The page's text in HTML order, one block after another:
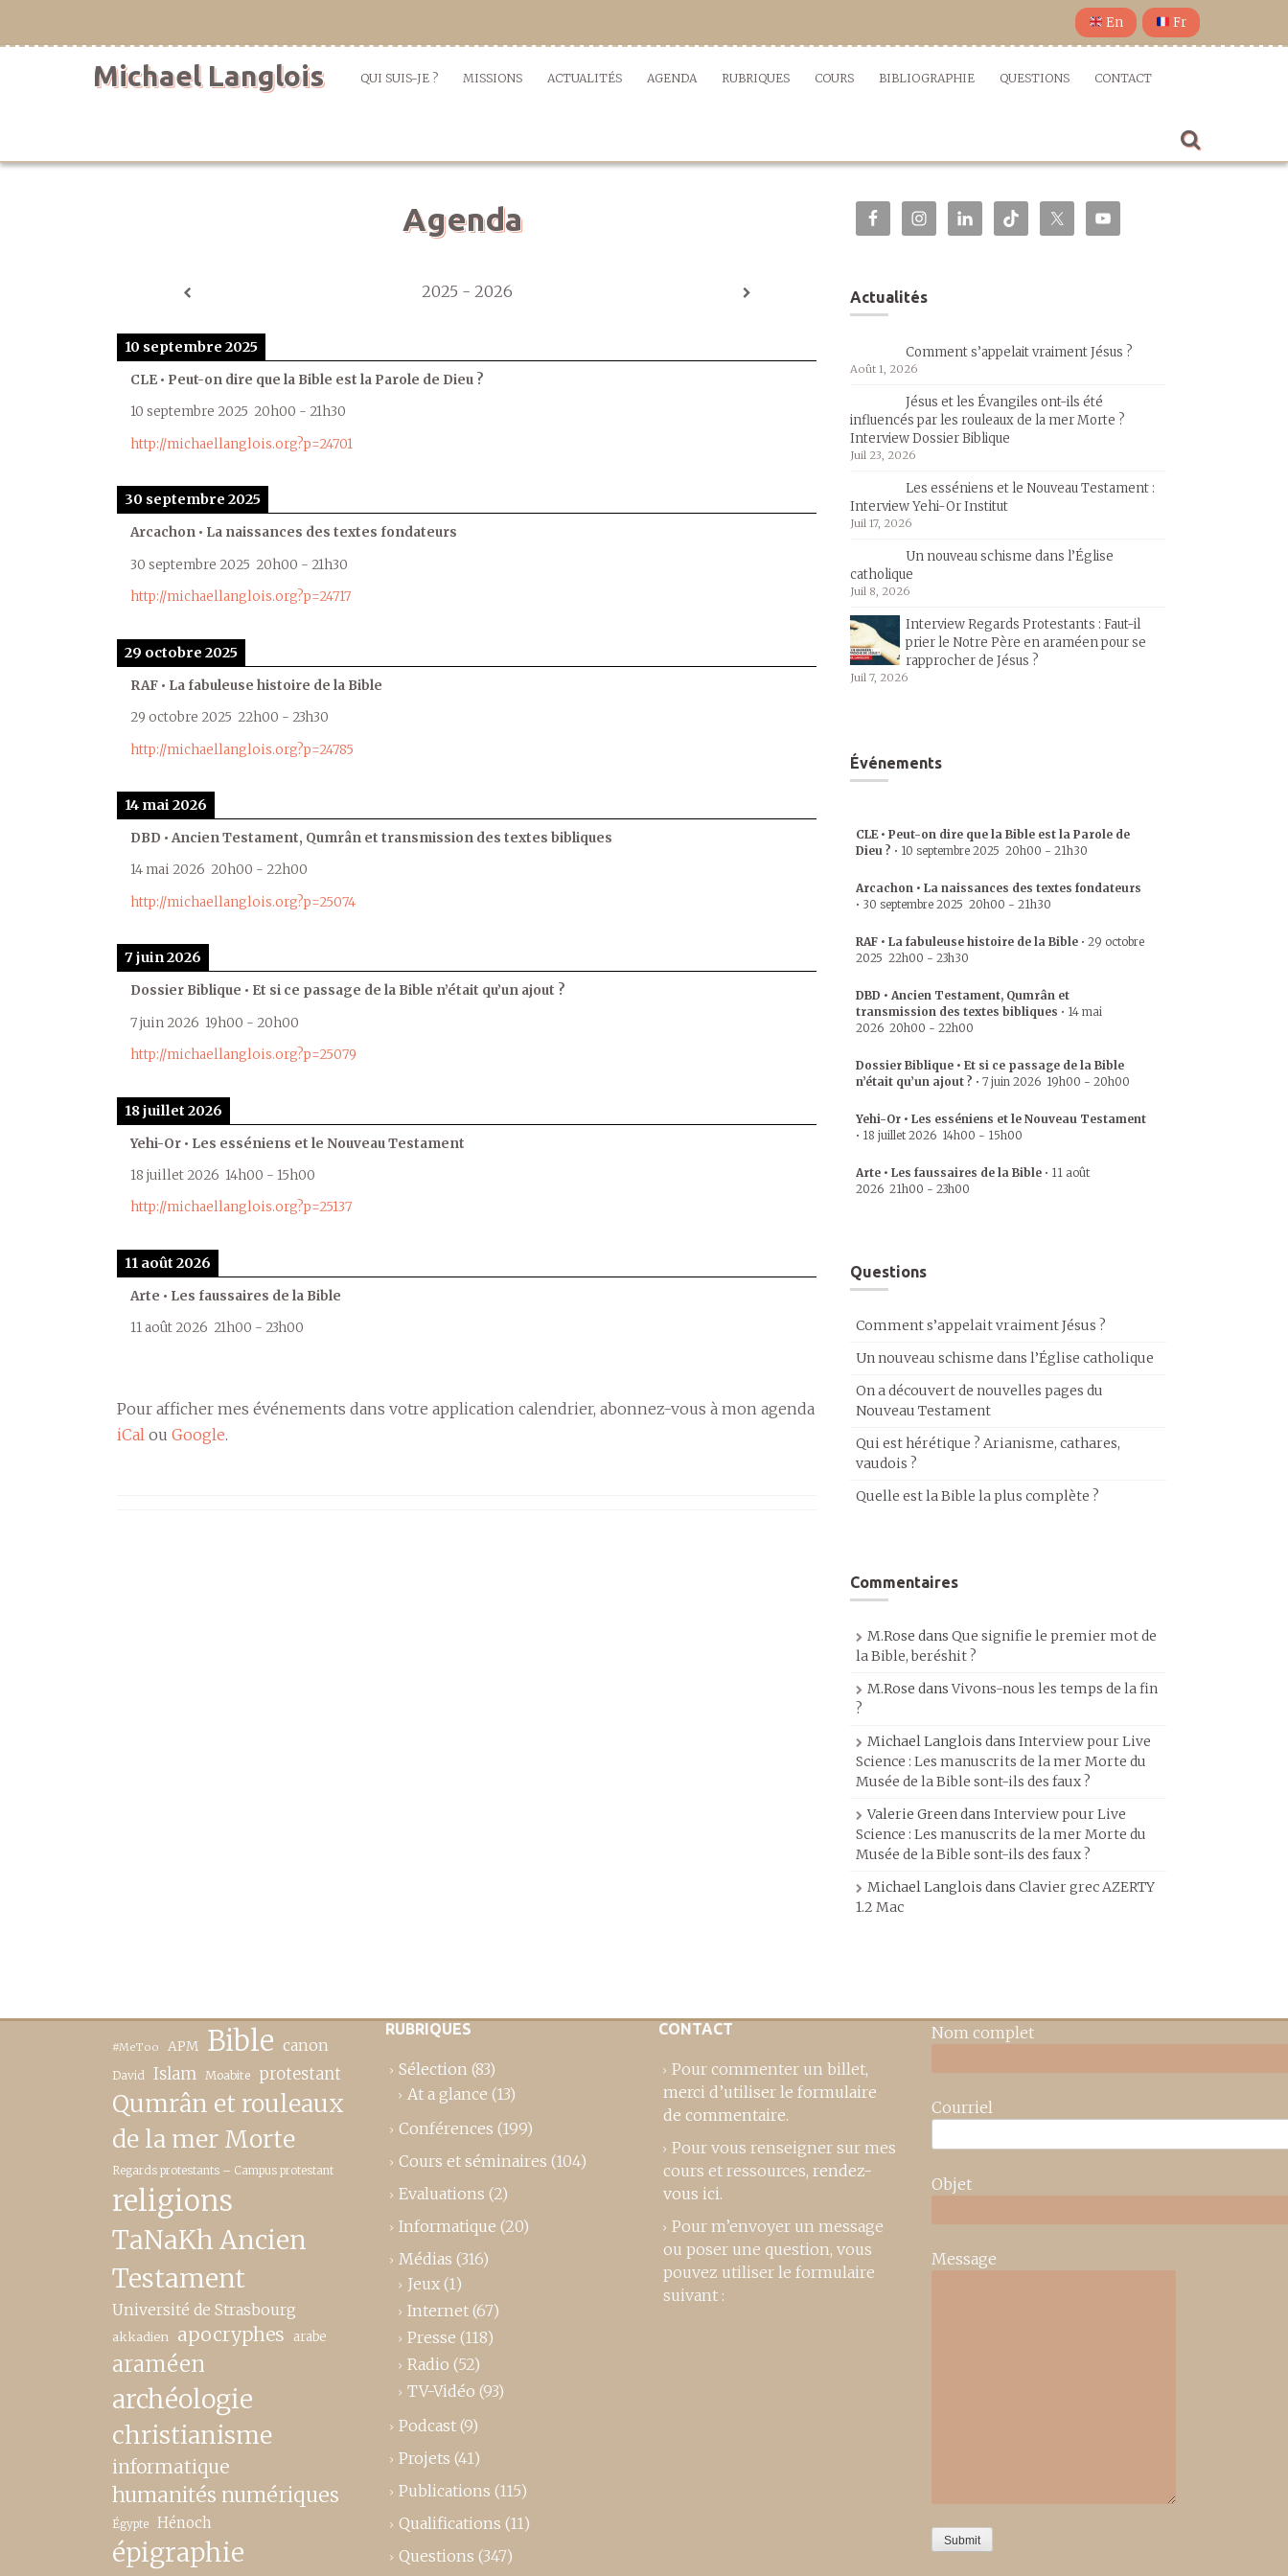
En Fr
Michael Langlois QUI SUIS-JE ? MISSIONS ACTUALITÉS AGENDA RUBRIQUES COURS BIBLIOGRAPHIE QUESTIONS CONTACT
Agenda
2025 - 2026
10 septembre 2025
CLE • Peut-on dire que la Bible est la Parole de Dieu ?
10 septembre 2025 20h00 - 21h30
http://michaellanglois.org?p=24701
30 septembre 2025
Arcachon • La naissances des textes fondateurs
30 septembre 2025 20h00 - 21h30
http://michaellanglois.org?p=24717
29 octobre 2025
RAF • La fabuleuse histoire de la Bible
29 octobre 2025 22h00 - 23h30
http://michaellanglois.org?p=24785
14 mai 2026
DBD • Ancien Testament, Qumrân et transmission des textes bibliques
14 mai 2026 20h00 - 22h00
http://michaellanglois.org?p=25074
7 juin 2026
Dossier Biblique • Et si ce passage de la Bible n’était qu’un ajout ?
7 juin 2026 19h00 - 20h00
http://michaellanglois.org?p=25079
18 juillet 2026
Yehi-Or • Les esséniens et le Nouveau Testament
18 juillet 2026 14h00 - 15h00
http://michaellanglois.org?p=25137
11 août 2026
Arte • Les faussaires de la Bible
11 août 2026 21h00 - 23h00
Pour afficher mes événements dans votre application calendrier, abonnez-vous à mon agenda
iCal ou Google.
Actualités
Comment s’appelait vraiment Jésus ?
Août 1, 2026
Jésus et les Évangiles ont-ils été
influencés par les rouleaux de la mer Morte ?
Interview Dossier Biblique
Juil 23, 2026
Les esséniens et le Nouveau Testament :
Interview Yehi-Or Institut
Juil 17, 2026
Un nouveau schisme dans l’Église
catholique
Juil 8, 2026
Interview Regards Protestants : Faut-il
prier le Notre Père en araméen pour se
rapprocher de Jésus ?
Juil 7, 2026
Événements
CLE • Peut-on dire que la Bible est la Parole de
Dieu ? • 10 septembre 2025 20h00 - 21h30
Arcachon • La naissances des textes fondateurs
• 30 septembre 2025 20h00 - 21h30
RAF • La fabuleuse histoire de la Bible • 29 octobre
2025 22h00 - 23h30
DBD • Ancien Testament, Qumrân et
transmission des textes bibliques • 14 mai
2026 20h00 - 22h00
Dossier Biblique • Et si ce passage de la Bible
n’était qu’un ajout ? • 7 juin 2026 19h00 - 20h00
Yehi-Or • Les esséniens et le Nouveau Testament
• 18 juillet 2026 14h00 - 15h00
Arte • Les faussaires de la Bible • 11 août
2026 21h00 - 23h00
Questions
Comment s’appelait vraiment Jésus ?
Un nouveau schisme dans l’Église catholique
On a découvert de nouvelles pages du
Nouveau Testament
Qui est hérétique ? Arianisme, cathares,
vaudois ?
Quelle est la Bible la plus complète ?
Commentaires
M.Rose dans Que signifie le premier mot de
la Bible, beréshit ?
M.Rose dansVivons-nous les temps de la fin
?
Michael Langlois dans Interview pour Live
Science : Les manuscrits de la mer Morte du
Musée de la Bible sont-ils des faux ?
Valerie Greendans Interview pour Live
Science : Les manuscrits de la mer Morte du
Musée de la Bible sont-ils des faux ?
Michael Langlois dans Clavier grec AZERTY
1.2 Mac
#MeToo APM Bible canon
David Islam Moabite protestant
Qumrân et rouleaux
de la mer Morte
Regards protestants – Campus protestant
religions
TaNaKh Ancien
Testament
Université de Strasbourg
akkadien apocryphes arabe
araméen
archéologie
christianisme
informatique
humanités numériques
Égypte Hénoch
épigraphie
RUBRIQUES
Sélection (83)
At a glance (13)
Conférences (199)
Cours et séminaires (104)
Evaluations (2)
Informatique (20)
Médias (316)
Jeux (1)
Internet (67)
Presse (118)
Radio (52)
TV-Vidéo (93)
Podcast (9)
Projets (41)
Publications (115)
Qualifications (11)
Questions (347)
CONTACT
Pour commenter un billet,
merci d’utiliser le formulaire
de commentaire.
Pour vous renseigner sur mes
cours et ressources, rendez-
vous ici.
Pour m’envoyer un message
ou poser une question, vous
pouvez utiliser le formulaire
suivant :
Nom complet
Courriel
Objet
Message